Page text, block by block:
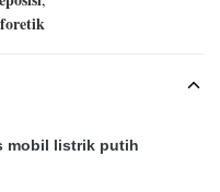
mobil listrik putih